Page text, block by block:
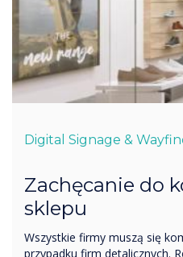
Digital Signage &
Zachęcanie do
sklepu
Wszystkie firmy muszą się
przypadku firm detalicznych.